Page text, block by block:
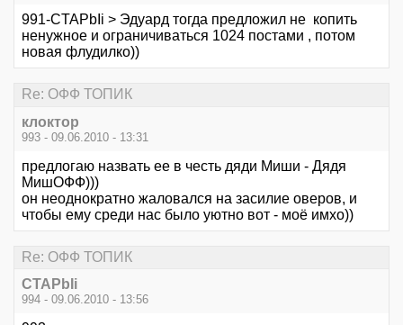
991-CTAPbIi > Эдуард тогда предложил не копить
ненужное и ограничиваться 1024 постами , потом
новая флудилко))
Re: ОФФ ТОПИК
клоктор
993 - 09.06.2010 - 13:31
предлогаю назвать ее в честь дяди Миши - Дядя
МишОФФ)))
он неоднократно жаловался на засилие оверов, и
чтобы ему среди нас было уютно вот - моё имхо))
Re: ОФФ ТОПИК
CTAPbIi
994 - 09.06.2010 - 13:56